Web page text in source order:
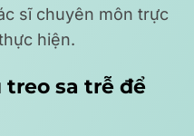
sĩ chuyên môn trực
hiện.
treo sa trễ để